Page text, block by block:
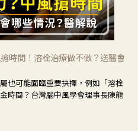
時間！溶栓治療做不做？送醫會
也可能面臨重要抉擇，例如「溶栓
時間？台灣腦中風學會理事長陳龍